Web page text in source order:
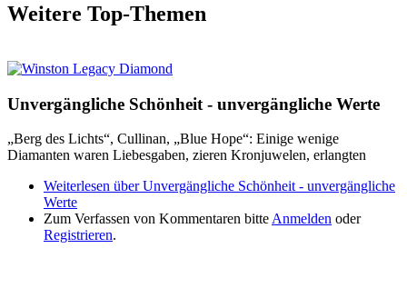
Weitere Top-Themen
Unvergängliche Schönheit - unvergängliche Werte
„Berg des Lichts“, Cullinan, „Blue Hope“: Einige wenige
Diamanten waren Liebesgaben, zieren Kronjuwelen, erlangten
Weiterlesen über Unvergängliche Schönheit - unvergängliche
Werte
Zum Verfassen von Kommentaren bitte Anmelden oder
Registrieren.